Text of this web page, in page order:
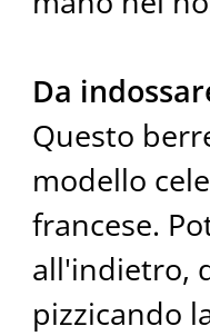
Da
Questo
modello
francese.
all'indietro,
pizzicando